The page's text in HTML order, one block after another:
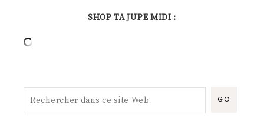
SHOP TA JUPE MIDI :